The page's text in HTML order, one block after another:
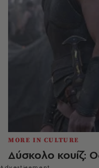
MORE IN CULTURE
Δύσκολο κουίζ: